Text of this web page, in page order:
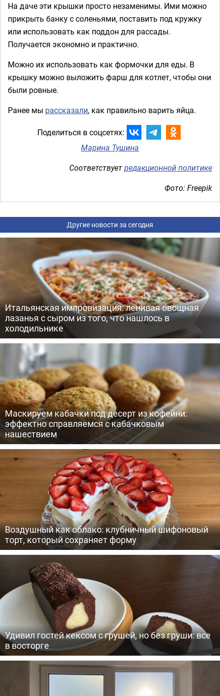
На даче эти крышки просто незаменимы. Ими можно
прикрыть банку с соленьями, поставить под кружку
или использовать как поддон для рассады.
Получается экономно и практично.
Можно их использовать как формочки для еды. В
крышку можно выложить фарш для котлет, чтобы они
были ровные.
Ранее мы рассказали, как правильно варить яйца.
Поделиться в соцсетях:
Марина Тушина
Соответствуетредакционной политике
Фото: Freepik
Другие новости за сегодня
Итальянская импровизация: ленивая овощная
лазанья с сыром из того, что нашлось в
холодильнике
Маскируем кабачки под десерт из кофейни:
эффектно справляемся с кабачковым
нашествием
Воздушный как облако: клубничный шифоновый
торт, который сохраняет форму
Удивил гостей кексом с грушей, но без груши: все
в восторге